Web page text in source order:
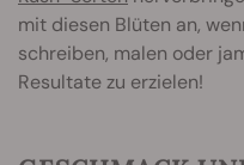
mit diesen Blüten an,
schreiben, malen oder
Resultate zu erzielen!